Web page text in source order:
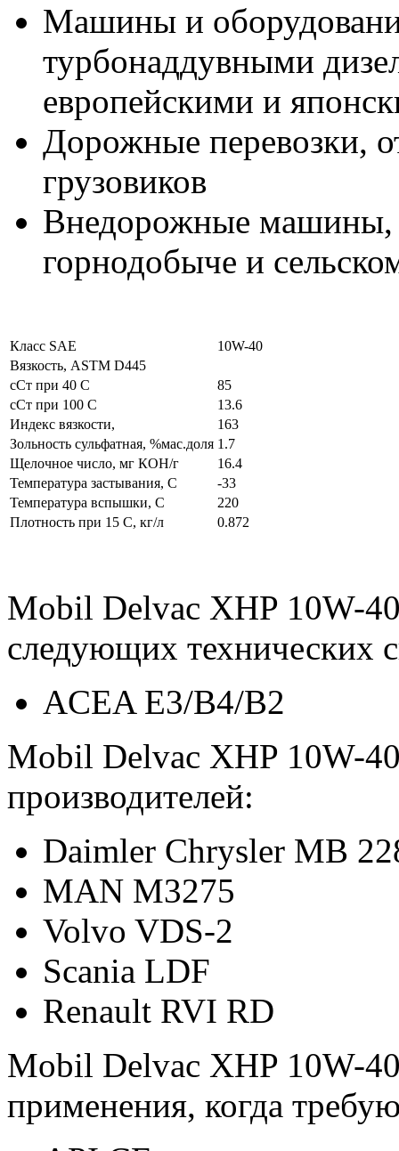
Машины и
турбонаддувными
европейскими и
Дорожные перевозки,
грузовиков
Внедорожные машины,
горнодобыче и
Класс SAE
10W-40
Вязкость, ASTM D445
сСт при 40 С
85
сСт при 100 С
13.6
Индекс вязкости,
163
Зольность сульфатная, %мас.доля 1.7
Щелочное число, мг КОН/г
16.4
Температура застывания, С
-33
Температура вспышки, С
220
Плотность при 15 С, кг/л
0.872
Mobil Delvac XHP 10W-40
следующих технических
ACEA E3/B4/B2
Mobil Delvac XHP 10W-
производителей:
Daimler Chrysler MB
MAN M3275
Volvo VDS-2
Scania LDF
Renault RVI RD
Mobil Delvac XHP 10W-
применения, когда